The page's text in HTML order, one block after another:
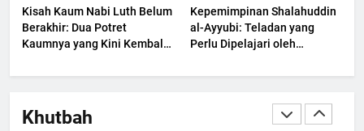
Kisah Kaum Nabi Luth Belum
Berakhir: Dua Potret
Kaumnya yang Kini Kembali
Kepemimpinan Shalahuddin
al-Ayyubi: Teladan yang
Perlu Dipelajari oleh
(2)
Khutbah
Berjaya?
KHUTBAH
Khutbah Jumat: Melihat
Limpahan Nikmat Allah